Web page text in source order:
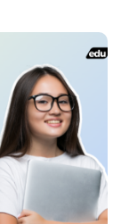
đâu nhé!